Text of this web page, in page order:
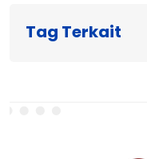
Tag Terkait